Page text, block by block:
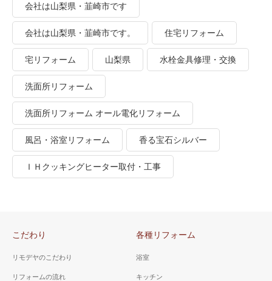
会社は山梨県・韮崎市です
会社は山梨県・韮崎市です。 住宅リフォーム
宅リフォーム 山梨県 水栓金具修理・交換
洗面所リフォーム
洗面所リフォーム オール電化リフォーム
風呂・浴室リフォーム 香る宝石シルバー
ＩＨクッキングヒーター取付・工事
こだわり
リモデヤのこだわり
リフォームの流れ
各種リフォーム
浴室
キッチン